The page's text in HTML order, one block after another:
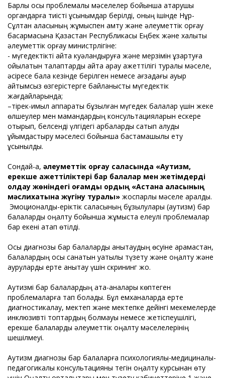
Барлық осы проблемалық мәселелер бойынша атқарушы
органдарға тиісті ұсынымдар берілді, оның ішінде Нұр-
Сұлтан қаласының жұмыспен қамту және әлеуметтік қорғау
басқармасына Қазақстан Республикасы Еңбек және халықты
әлеуметтік қорғау министрлігіне:
- мүгедектікті қайта куәландыруға және мерзімін ұзартуға
қойылатын талаптарды қайта қарау қажеттілігі туралы мәселе,
әсіресе бала кезінде берілген немесе ағзадағы ауыр
қайтымсыз өзгерістерге байланысты мүгедектік
жағдайларында;
–тірек-қимыл аппараты бұзылған мүгедек балалар үшін жеке
өлшеулер мен мамандардың консультацияларын ескере
отырып, белсенді үлгідегі арбаларды сатып алуды
ұйымдастыру мәселесі бойынша бастамашылық ету
ұсынылды.
Сондай-ақ, әлеуметтік қорғау саласында «Аутизм,
ерекше қажеттіліктері бар балалар мен жетімдерді
қолдау жөніндегі қоғамдық қордың «Астана қаласының
мәслихатына жүгіну туралы» жоспарлы мәселе қаралды.
Эмоционалды-еріктік саласының бұзылулары (аутизм) бар
балаларды оңалту бойынша жұмыста елеулі проблемалар
бар екені атап өтілді.
Осы диагнозы бар балаларды анықтаудың өсуіне қарамастан,
балалардың осы санатын уақтылы түзету және оңалту және
ауруларды ерте анықтау үшін скрининг жоқ.
Аутизмі бар балалардың ата-аналары көптеген
проблемаларға тап болады. Бұл емханаларда ерте
диагностикалау, мектеп және мектепке дейінгі мекемелерде
инклюзивті топтардың болмауы немесе жетіспеушілігі,
ерекше балаларды әлеуметтік оңалту мәселелерінің
шешілмеуі.
Аутизм диагнозы бар балаларға психологиялық-медициналық-
педагогикалық консультацияны тегін оңалту курсынан өту